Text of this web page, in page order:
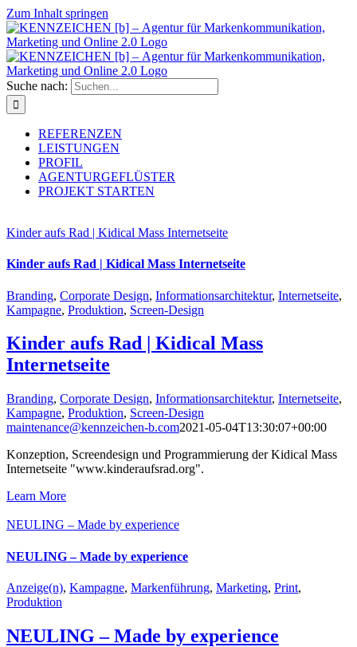
Zum Inhalt springen
Suche nach:
REFERENZEN
LEISTUNGEN
PROFIL
AGENTURGEFLÜSTER
PROJEKT STARTEN
Kinder aufs Rad | Kidical Mass Internetseite
Kinder aufs Rad | Kidical Mass Internetseite
Branding, Corporate Design, Informationsarchitektur, Internetseite,
Kampagne, Produktion, Screen-Design
Kinder aufs Rad | Kidical Mass
Internetseite
Branding, Corporate Design, Informationsarchitektur, Internetseite,
Kampagne, Produktion, Screen-Design
maintenance@kennzeichen-b.com2021-05-04T13:30:07+00:00
Konzeption, Screendesign und Programmierung der Kidical Mass
Internetseite "www.kinderaufsrad.org".
Learn More
NEULING – Made by experience
NEULING – Made by experience
Anzeige(n), Kampagne, Markenführung, Marketing, Print,
Produktion
NEULING – Made by experience